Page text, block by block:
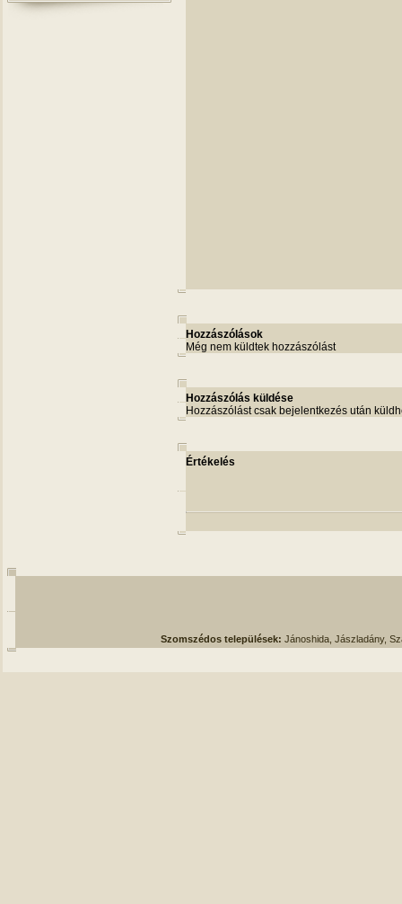
Hozzászólások
Még nem küldtek hozzászólást
Hozzászólás küldése
Hozzászólást csak bejelentkezés után
Értékelés
Szomszédos települések: Jánoshida, Jászladány,